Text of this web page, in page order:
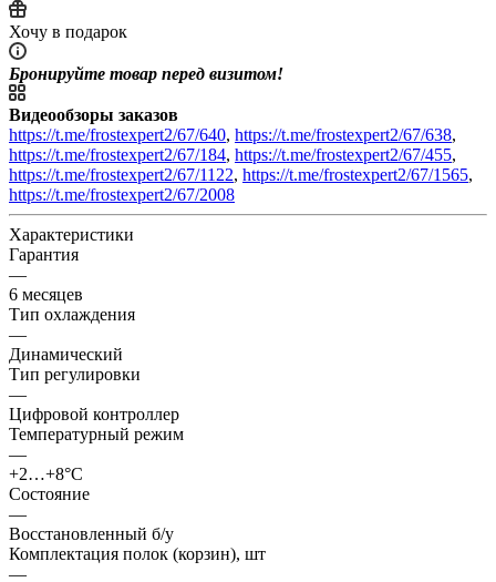
Хочу в подарок
Бронируйте товар перед визитом!
Видеообзоры заказов
https://t.me/frostexpert2/67/640, https://t.me/frostexpert2/67/638,
https://t.me/frostexpert2/67/184, https://t.me/frostexpert2/67/455,
https://t.me/frostexpert2/67/1122, https://t.me/frostexpert2/67/1565,
https://t.me/frostexpert2/67/2008
Характеристики
Гарантия
—
6 месяцев
Тип охлаждения
—
Динамический
Тип регулировки
—
Цифровой контроллер
Температурный режим
—
+2…+8°C
Состояние
—
Восстановленный б/у
Комплектация полок (корзин), шт
—